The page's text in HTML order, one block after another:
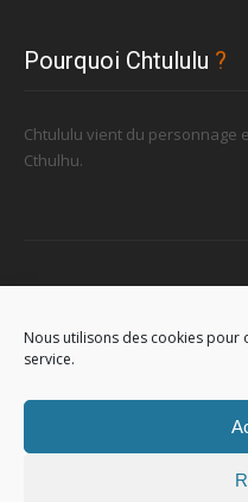
Nous utilisons des cookies
service.
Pourquoi Chtululu ?
Chtululu vient du personnage
Cthulhu.